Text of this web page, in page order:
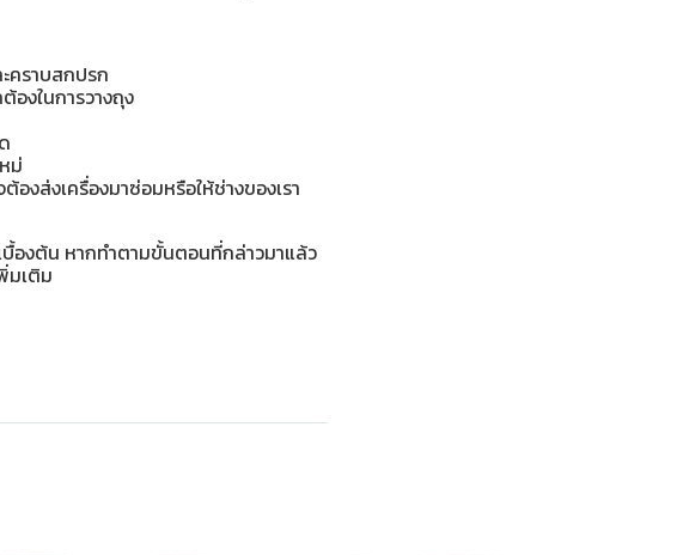
คราบสกปรก
องในการวางถุง
ม่
งส่งเครื่องมาซ่อมหรือให้ช่างของเรา
องต้น หากทำตามขั้นตอนที่กล่าวมาแล้ว
มเติม